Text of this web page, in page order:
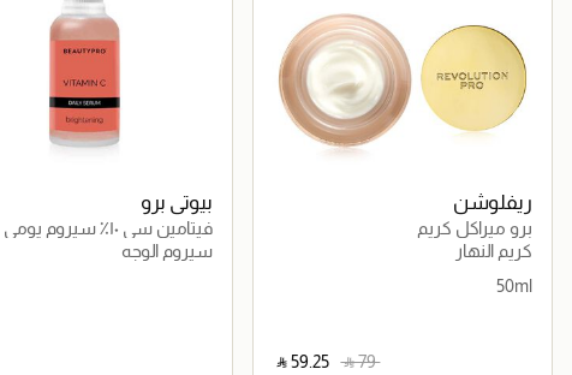
ريفلوشن
برو ميراكل كريم
كريم النهار
50ml
‎ ⃁ ⁦79⁩ ‎
‎ ⃁ ⁦59.25⁩ ‎
بيوتي برو
فيتامين سي ١٠٪ سيروم يومي
لنضارة
سيروم الوجه